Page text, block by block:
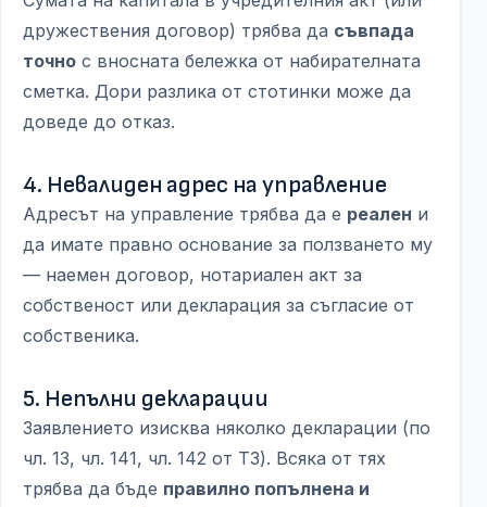
дружествения договор) трябва да съвпада
точно с вносната бележка от набирателната
сметка. Дори разлика от стотинки може да
доведе до отказ.
4. Невалиден адрес на управление
Адресът на управление трябва да е реален и
да имате правно основание за ползването му
— наемен договор, нотариален акт за
собственост или декларация за съгласие от
собственика.
5. Непълни декларации
Заявлението изисква няколко декларации (по
чл. 13, чл. 141, чл. 142 от ТЗ). Всяка от тях
трябва да бъде правилно попълнена и